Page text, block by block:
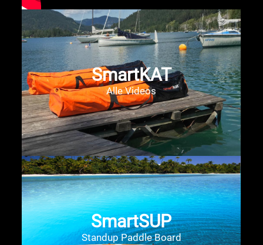
SmartKAT
Alle Videos
SmartSUP
Standup Paddle Board